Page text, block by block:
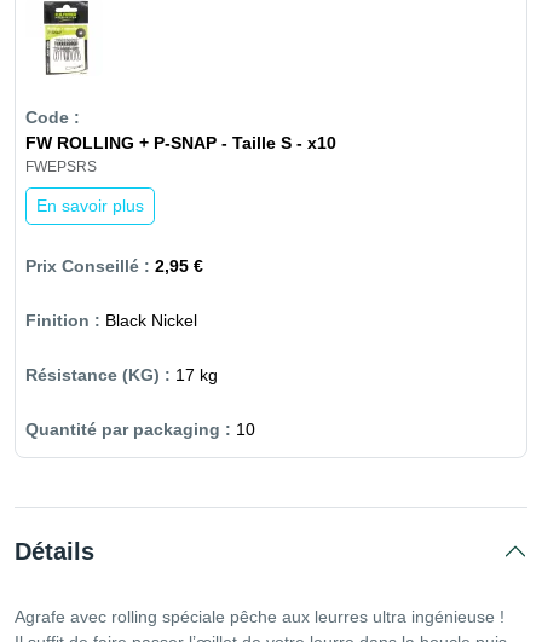
FW ROLLING + P-SNAP - Taille S - x10
FWEPSRS
En savoir plus
2,95 €
Black Nickel
17 kg
10
Détails
Agrafe avec rolling spéciale pêche aux leurres ultra ingénieuse !